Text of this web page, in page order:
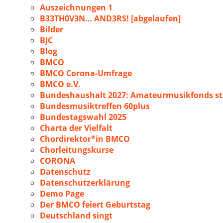
Auszeichnungen 1
B33TH0V3N… AND3RS! [abgelaufen]
Bilder
BJC
Blog
BMCO
BMCO Corona-Umfrage
BMCO e.V.
Bundeshaushalt 2027: Amateurmusikfonds
Bundesmusiktreffen 60plus
Bundestagswahl 2025
Charta der Vielfalt
Chordirektor*in BMCO
Chorleitungskurse
CORONA
Datenschutz
Datenschutzerklärung
Demo Page
Der BMCO feiert Geburtstag
Deutschland singt